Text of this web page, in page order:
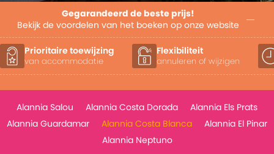
Gegarandeerd de beste prijs!
Bekijk de voordelen van het boeken op onze website
Prioritaire toewijzing
van accommodatie
Flexibiliteit
annuleren of wijzigen
Alannia Salou Alannia Costa Dorada
Alannia Els Prats
Alannia Guardamar
Alannia Costa Blanca
Alannia El Pinar
Alannia Neptuno